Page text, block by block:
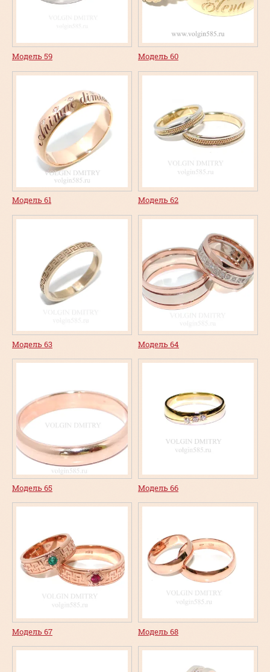
Модель 59 Модель 60
Модель 61 Модель 62
Модель 63 Модель 64
Модель 65 Модель 66
Модель 67 Модель 68